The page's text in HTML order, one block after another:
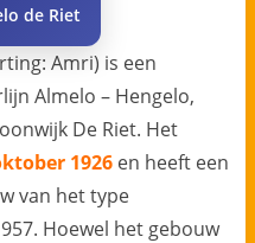
de Riet
Amri) is een
Almelo – Hengelo,
De Riet. Het
1926 en heeft een
van het type
Hoewel het gebouw